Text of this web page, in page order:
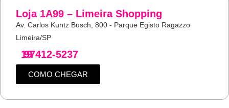
Loja 1A99 – Limeira Shopping
Av. Carlos Kuntz Busch, 800 - Parque Egisto Ragazzo
Limeira/SP
19
97412-5237
COMO CHEGAR